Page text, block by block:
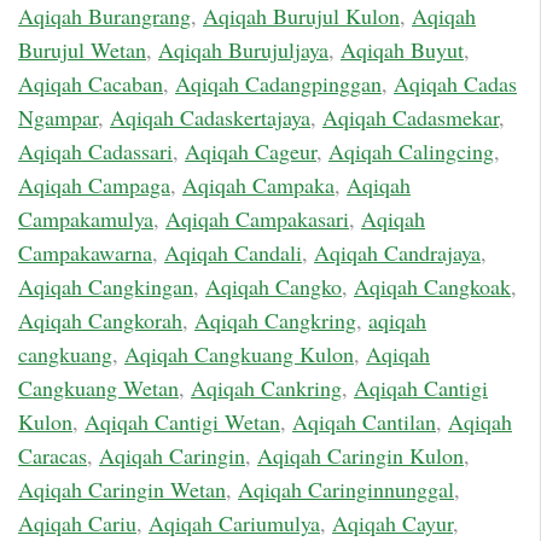
Aqiqah Burangrang, Aqiqah Burujul Kulon, Aqiqah
Burujul Wetan, Aqiqah Burujuljaya, Aqiqah Buyut,
Aqiqah Cacaban, Aqiqah Cadangpinggan, Aqiqah Cadas
Ngampar, Aqiqah Cadaskertajaya, Aqiqah Cadasmekar,
Aqiqah Cadassari, Aqiqah Cageur, Aqiqah Calingcing,
Aqiqah Campaga, Aqiqah Campaka, Aqiqah
Campakamulya, Aqiqah Campakasari, Aqiqah
Campakawarna, Aqiqah Candali, Aqiqah Candrajaya,
Aqiqah Cangkingan, Aqiqah Cangko, Aqiqah Cangkoak,
Aqiqah Cangkorah, Aqiqah Cangkring, aqiqah
cangkuang, Aqiqah Cangkuang Kulon, Aqiqah
Cangkuang Wetan, Aqiqah Cankring, Aqiqah Cantigi
Kulon, Aqiqah Cantigi Wetan, Aqiqah Cantilan, Aqiqah
Caracas, Aqiqah Caringin, Aqiqah Caringin Kulon,
Aqiqah Caringin Wetan, Aqiqah Caringinnunggal,
Aqiqah Cariu, Aqiqah Cariumulya, Aqiqah Cayur,